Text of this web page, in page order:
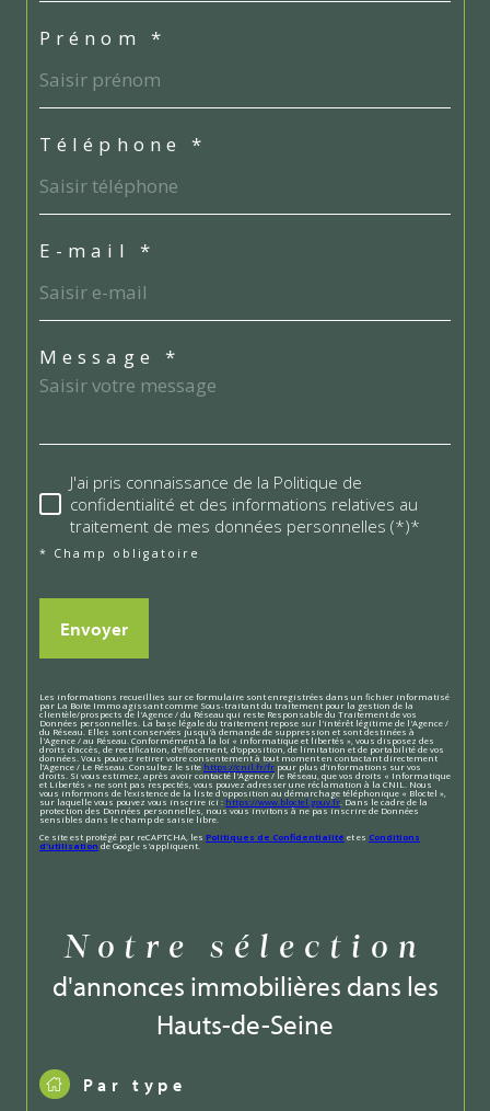
Prénom *
Téléphone *
E-mail *
Message *
J'ai pris connaissance de la Politique de
confidentialité et des informations relatives au
traitement de mes données personnelles (*)*
* Champ obligatoire
Envoyer
Les informations recueillies sur ce formulaire sont enregistrées dans un fichier informatisé
par La Boite Immo agissant comme Sous-traitant du traitement pour la gestion de la
clientèle/prospects de l'Agence / du Réseau qui reste Responsable du Traitement de vos
Données personnelles. La base légale du traitement repose sur l'intérêt légitime de l'Agence /
du Réseau. Elles sont conservées jusqu'à demande de suppression et sont destinées à
l'Agence / au Réseau. Conformément à la loi « informatique et libertés », vous disposez des
droits d’accès, de rectification, d’effacement, d’opposition, de limitation et de portabilité de vos
données. Vous pouvez retirer votre consentement à tout moment en contactant directement
l’Agence / Le Réseau. Consultez le site https://cnil.fr/fr pour plus d’informations sur vos
droits. Si vous estimez, après avoir contacté l'Agence / le Réseau, que vos droits « Informatique
et Libertés » ne sont pas respectés, vous pouvez adresser une réclamation à la CNIL. Nous
vous informons de l’existence de la liste d'opposition au démarchage téléphonique « Bloctel »,
sur laquelle vous pouvez vous inscrire ici : https://www.bloctel.gouv.fr. Dans le cadre de la
protection des Données personnelles, nous vous invitons à ne pas inscrire de Données
sensibles dans le champ de saisie libre.
Ce site est protégé par reCAPTCHA, les Politiques de Confidentialité et es Conditions
d'utilisation de Google s'appliquent.
Notre sélection
d'annonces immobilières dans les
Hauts-de-Seine
Par type